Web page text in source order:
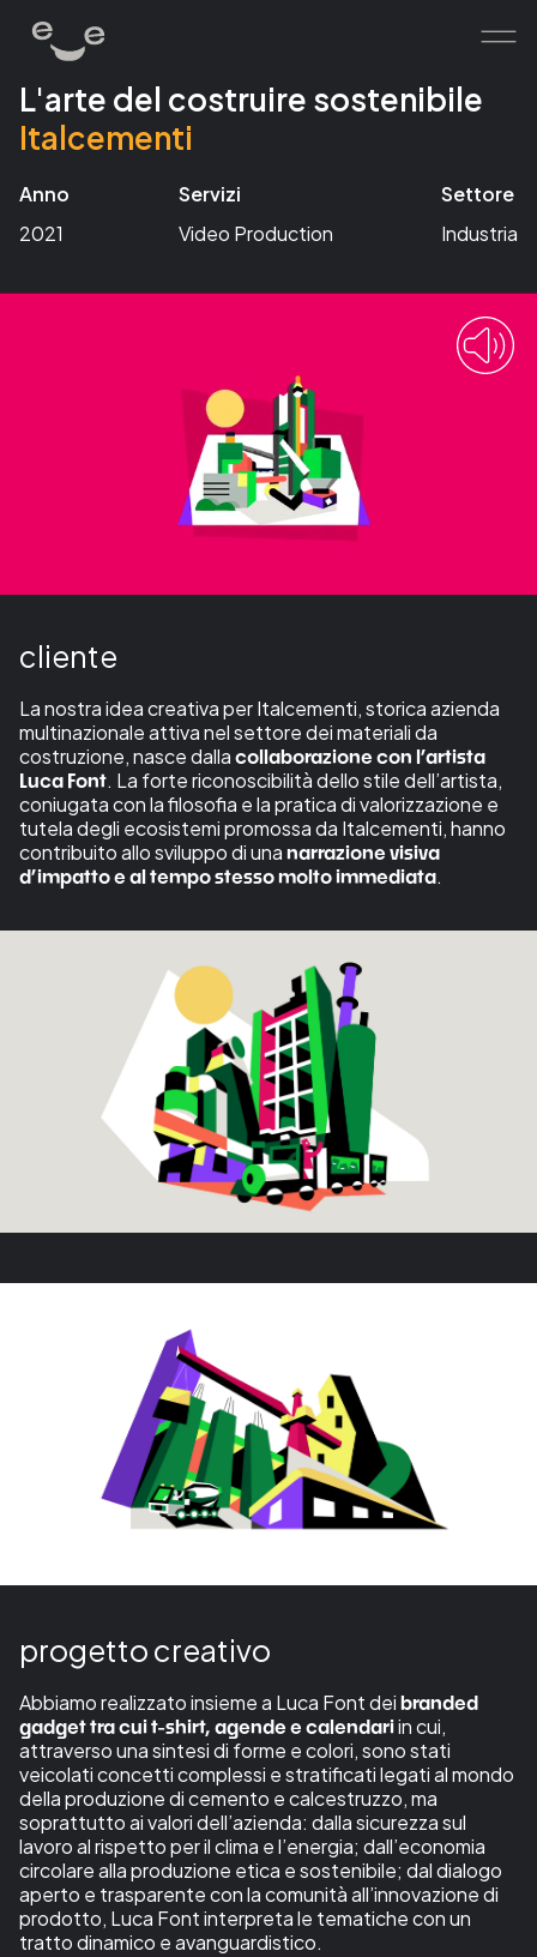
home
works
services
human
L'arte del costruire sostenibile
Italcementi
Anno
2021
Servizi
Video Production
Settore
Industria
cliente
La nostra idea creativa per Italcementi, storica azienda
multinazionale attiva nel settore dei materiali da
costruzione, nasce dalla collaborazione con l’artista
Luca Font. La forte riconoscibilità dello stile dell’artista,
coniugata con la filosofia e la pratica di valorizzazione e
tutela degli ecosistemi promossa da Italcementi, hanno
contribuito allo sviluppo di una narrazione visiva
d’impatto e al tempo stesso molto immediata.
progetto creativo
Abbiamo realizzato insieme a Luca Font dei branded
gadget tra cui t-shirt, agende e calendariin cui,
attraverso una sintesi di forme e colori, sono stati
veicolati concetti complessi e stratificati legati al mondo
della produzione di cemento e calcestruzzo, ma
soprattutto ai valori dell’azienda: dalla sicurezza sul
lavoro al rispetto per il clima e l’energia; dall’economia
circolare alla produzione etica e sostenibile; dal dialogo
aperto e trasparente con la comunità all’innovazione di
prodotto, Luca Font interpreta le tematiche con un
tratto dinamico e avanguardistico.